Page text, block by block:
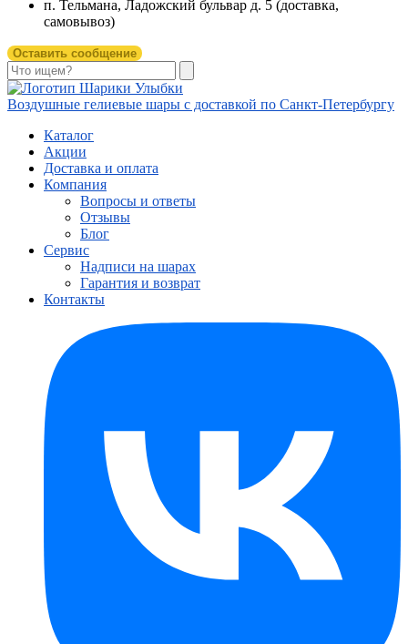
п. Тельмана, Ладожский бульвар д. 5 (доставка,
самовывоз)
Оставить сообщение
Воздушные гелиевые шары с доставкой по Санкт-Петербургу
Каталог
Акции
Доставка и оплата
Компания
Вопросы и ответы
Отзывы
Блог
Сервис
Надписи на шарах
Гарантия и возврат
Контакты